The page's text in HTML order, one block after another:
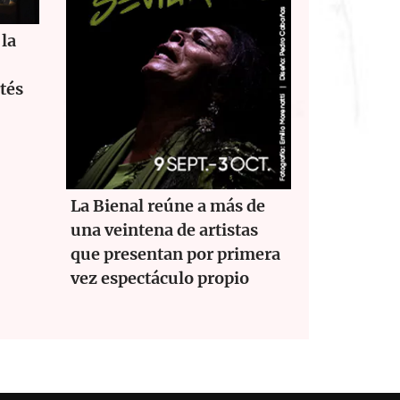
La Bienal reúne a más de
una veintena de artistas
que presentan por primera
vez espectáculo propio